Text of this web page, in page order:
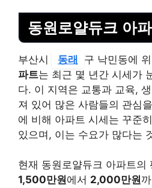
동원로얄듀크 아
부산시 동래 구 낙민동에
파트는 최근 몇 년간 시세가
다. 이 지역은 교통과 교육,
져 있어 많은 사람들의 관심
에 비해 아파트 시세는 꾸준
있으며, 이는 수요가 많다는
현재 동원로얄듀크 아파트의
1,500만원에서 2,000만원